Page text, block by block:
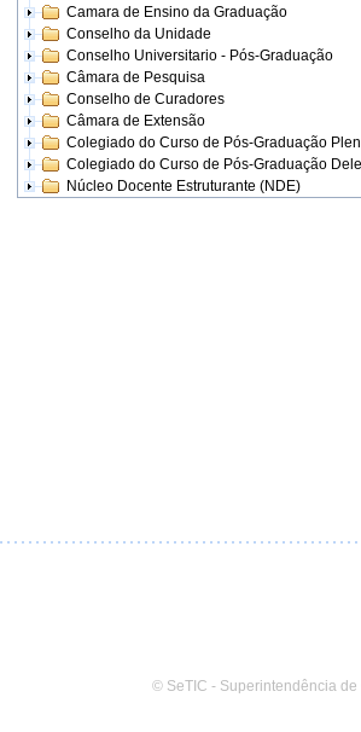
Camara de Ensino da Graduação
Conselho da Unidade
Conselho Universitario - Pós-Graduação
Câmara de Pesquisa
Conselho de Curadores
Câmara de Extensão
Colegiado do Curso de Pós-Graduação
Colegiado do Curso de Pós-Graduação
Núcleo Docente Estruturante (NDE)
© SeTIC - Superintendência